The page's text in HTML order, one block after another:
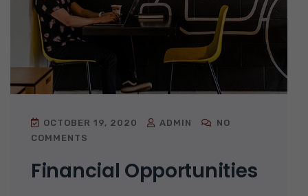
OCTOBER 19, 2020 ADMIN
NO
COMMENTS
Financial Opportunities